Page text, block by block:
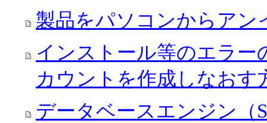
製品をパソコンからアン
インストール等のエラー
カウントを作成しなおす
データベースエンジン（